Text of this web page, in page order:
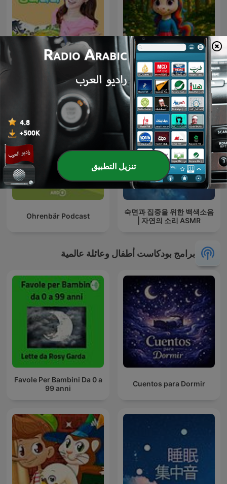
Petite Licorne
감자공주의 동화나라
숙면과 집중을 위한 백색소음
| 자연의 소리 ASMR
Ohrenbär Podcast
برامج بودكاست أطفال وعائلة عالمية
Cuentos para Dormir
Favole Per Bambini Da 0 a
99 anni
تنزيل التطبيق